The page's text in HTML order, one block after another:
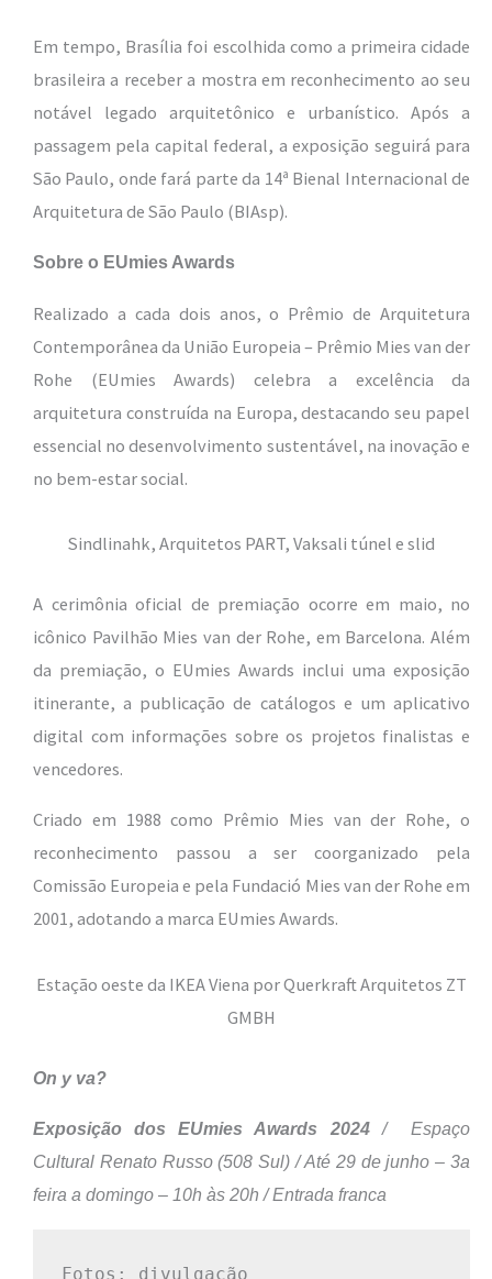
Em tempo, Brasília foi escolhida como a primeira cidade
brasileira a receber a mostra em reconhecimento ao seu
notável legado arquitetônico e urbanístico. Após a
passagem pela capital federal, a exposição seguirá para
São Paulo, onde fará parte da 14ª Bienal Internacional de
Arquitetura de São Paulo (BIAsp).
Sobre o EUmies Awards
Realizado a cada dois anos, o Prêmio de Arquitetura
Contemporânea da União Europeia – Prêmio Mies van der
Rohe (EUmies Awards) celebra a excelência da
arquitetura construída na Europa, destacando seu papel
essencial no desenvolvimento sustentável, na inovação e
no bem-estar social.
Sindlinahk, Arquitetos PART, Vaksali túnel e slid
A cerimônia oficial de premiação ocorre em maio, no
icônico Pavilhão Mies van der Rohe, em Barcelona. Além
da premiação, o EUmies Awards inclui uma exposição
itinerante, a publicação de catálogos e um aplicativo
digital com informações sobre os projetos finalistas e
vencedores.
Criado em 1988 como Prêmio Mies van der Rohe, o
reconhecimento passou a ser coorganizado pela
Comissão Europeia e pela Fundació Mies van der Rohe em
2001, adotando a marca EUmies Awards.
Estação oeste da IKEA Viena por Querkraft Arquitetos ZT
GMBH
On y va?
Exposição dos EUmies Awards 2024/ Espaço
Cultural Renato Russo (508 Sul) / Até 29 de junho – 3a
feira a domingo – 10h às 20h / Entrada franca
Fotos: divulgação